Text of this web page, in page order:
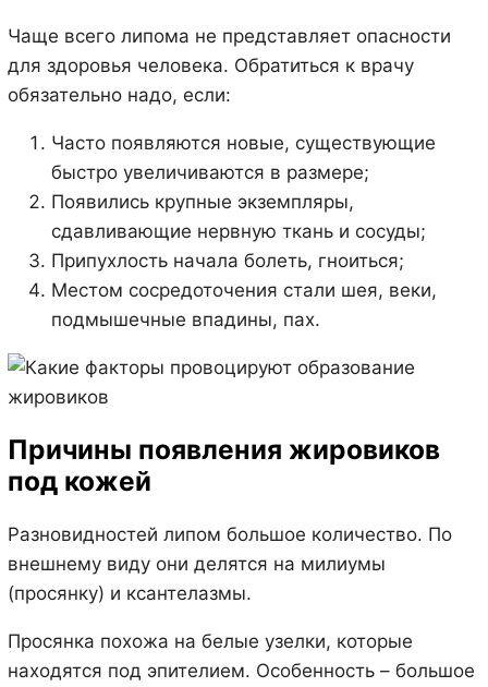
Чаще всего липома не представляет опасности
для здоровья человека. Обратиться к врачу
обязательно надо, если:
Часто появляются новые, существующие
быстро увеличиваются в размере;
Появились крупные экземпляры,
сдавливающие нервную ткань и сосуды;
Припухлость начала болеть, гноиться;
Местом сосредоточения стали шея, веки,
подмышечные впадины, пах.
Причины появления жировиков
под кожей
Разновидностей липом большое количество. По
внешнему виду они делятся на милиумы
(просянку) и ксантелазмы.
Просянка похожа на белые узелки, которые
находятся под эпителием. Особенность – большое